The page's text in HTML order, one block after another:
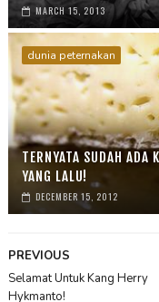
MARCH 15, 2013
dunia peternakan
TERNYATA SUDAH
YANG LALU!
DECEMBER 15, 2012
PREVIOUS
Selamat Untuk Kang Herry
Hykmanto!